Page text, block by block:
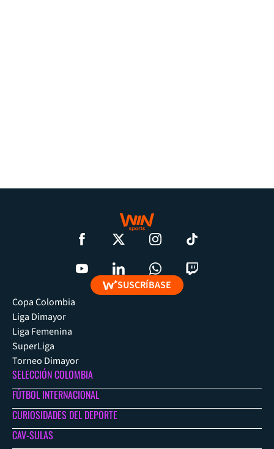
SUSCRÍBASE
Copa Colombia
Liga Dimayor
Liga Femenina
SuperLiga
Torneo Dimayor
SELECCIÓN COLOMBIA
FÚTBOL INTERNACIONAL
CURIOSIDADES DEL DEPORTE
CAV-SULAS